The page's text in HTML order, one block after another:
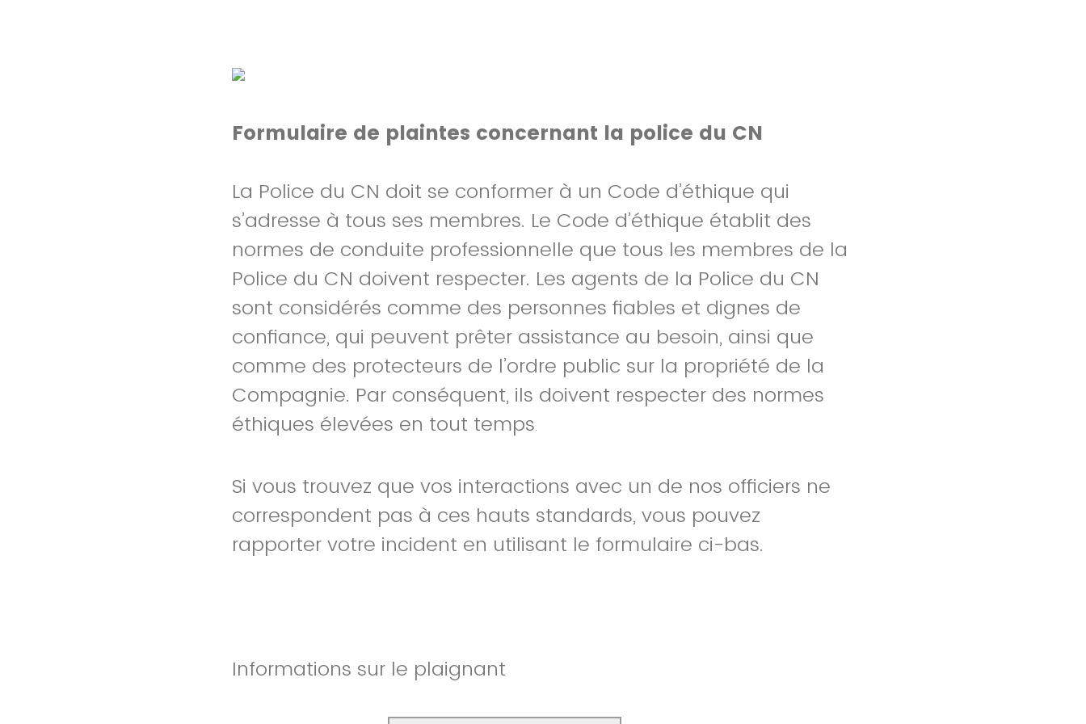
Formulaire de plaintes concernant la police du CN
La Police du CN doit se conformer à un Code d’éthique qui
s’adresse à tous ses membres. Le Code d’éthique établit des
normes de conduite professionnelle que tous les membres de la
Police du CN doivent respecter. Les agents de la Police du CN
sont considérés comme des personnes fiables et dignes de
confiance, qui peuvent prêter assistance au besoin, ainsi que
comme des protecteurs de l’ordre public sur la propriété de la
Compagnie. Par conséquent, ils doivent respecter des normes
éthiques élevées en tout temps.
Si vous trouvez que vos interactions avec un de nos officiers ne
correspondent pas à ces hauts standards, vous pouvez
rapporter votre incident en utilisant le formulaire ci-bas.
Informations sur le plaignant